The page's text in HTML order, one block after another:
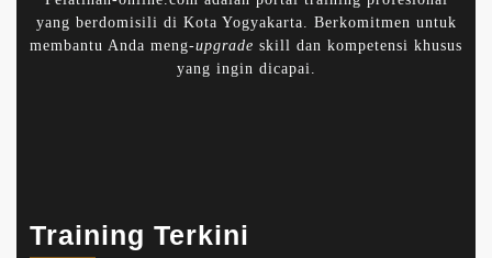
yang berdomisili di Kota Yogyakarta. Berkomitmen untuk
membantu Anda meng-upgrade skill dan kompetensi khusus
yang ingin dicapai.
Training Terkini